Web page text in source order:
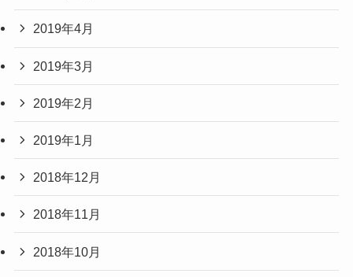
2019年4月
2019年3月
2019年2月
2019年1月
2018年12月
2018年11月
2018年10月